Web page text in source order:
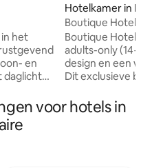
het
en
daglicht
op je
Hotelkamer in
Boutique Hotel
tuin (14+)
Boutique Hotel
adults-only (14+)
design en een
Dit exclusieve
verblijf op het
Dagelijks
voor hotels in